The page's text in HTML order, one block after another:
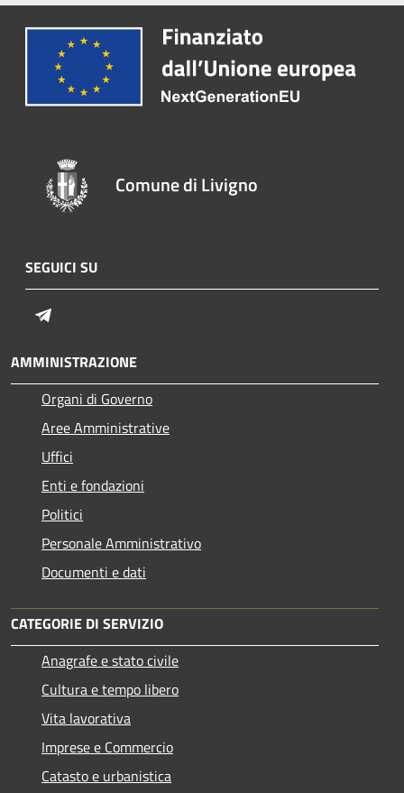
Comune di Livigno
SEGUICI SU
AMMINISTRAZIONE
Organi di Governo
Aree Amministrative
Uffici
Enti e fondazioni
Politici
Personale Amministrativo
Documenti e dati
CATEGORIE DI SERVIZIO
Anagrafe e stato civile
Cultura e tempo libero
Vita lavorativa
Imprese e Commercio
Catasto e urbanistica